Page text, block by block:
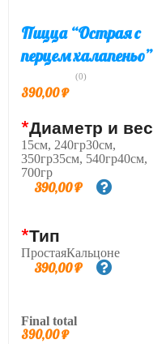
Пицца “Острая с
перцем халапеньо”
(0)
390,00₽
*Диаметр и вес
15см, 240гр30см,
350гр35см, 540гр40см,
700гр
390,00₽
*Тип
ПростаяКальцоне
390,00₽
Final total
390,00₽